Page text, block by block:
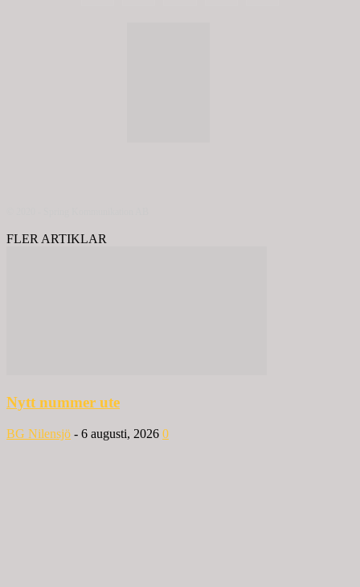
FLER ARTIKLAR
Nytt nummer ute
BG Nilensjö - 6 augusti, 2026 0